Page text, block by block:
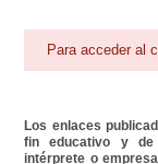
Para acceder al
Los enlaces
fin educativo y de
intérprete o